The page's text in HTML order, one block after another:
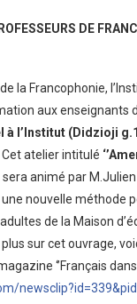
DE
la Francophonie,
aux enseignants
à l’Institut (Didzioji
Cet atelier intitulé
sera animé par M.Julien
une nouvelle méthode
de la Maison
sur cet ouvrage,
‘’Français dans